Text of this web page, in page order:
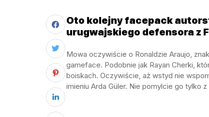
Oto kolejny facepack
urugwajskiego defensora z
Mowa oczywiście o Ronaldzie Araujo,
gameface. Podobnie jak Rayan Cherki,
boiskach. Oczywiście, aż wstyd nie
imieniu Arda Güler. Nie pomylcie go tylko z